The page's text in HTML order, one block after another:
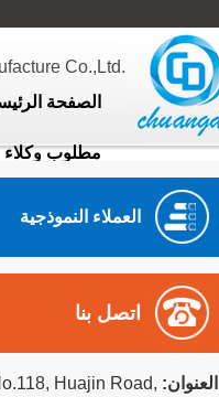
Co.,Ltd.
الصفحة
مطلوب وكلاء
العملاء النموذجية
اتصل بنا
العنوان: Huajin Road,